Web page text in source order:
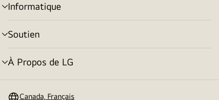
Informatique
menu
basculement
Soutien
menu
basculement
À Propos de LG
menu
Canada, Français